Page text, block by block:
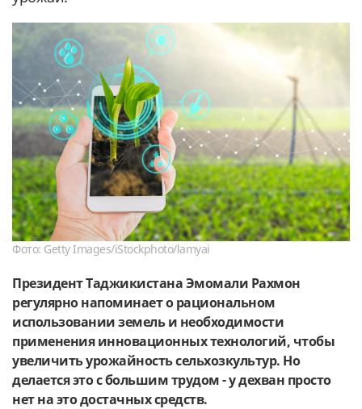
Фото: Getty Images/iStockphoto/lamyai
Президент Таджикистана Эмомали Рахмон
регулярно напоминает о рациональном
использовании земель и необходимости
применения инновационных технологий, чтобы
увеличить урожайность сельхозкультур. Но
делается это с большим трудом - у дехван просто
нет на это достачных средств.